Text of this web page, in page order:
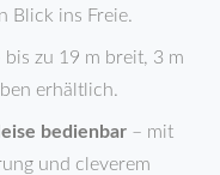
Blick ins Freie.
bis zu 19 m breit, 3 m
erhältlich.
bedienbar– mit
und cleverem